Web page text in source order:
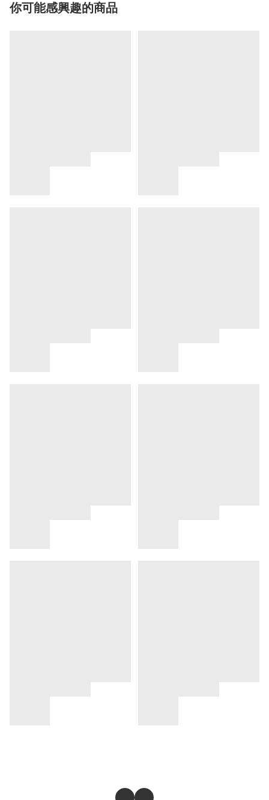
你可能感興趣的商品